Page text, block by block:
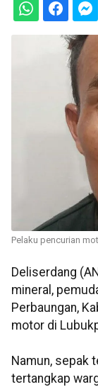
Pelaku pencurian
Deliserdang
mineral,
Perbaungan,
motor di
Namun, sepak
tertangkap